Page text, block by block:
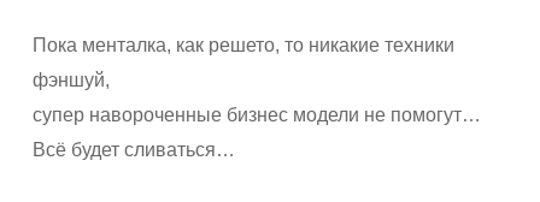
Пока менталка, как решето, то никакие техники
фэншуй,
супер навороченные бизнес модели не помогут…
Всё будет сливаться…